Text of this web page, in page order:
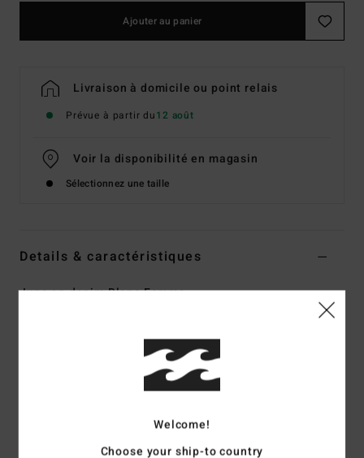
Ajouter au panier
Livraison à domicile ou point relais
Prévue à partir du12 août
Voir la disponibilité en magasin
Sélectionnez une taille
Details & caractéristiques
Jupe en denim Blanc Femme
Denim de coton/coton
15 1/2"/38 cm
Encoche sur l'ourlet avant
Welcome!
Choose your ship-to country